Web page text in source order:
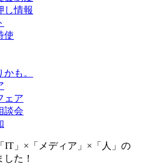
し情報
使
も。
ェア
談会
IT」×「メディア」×「人」の
た！